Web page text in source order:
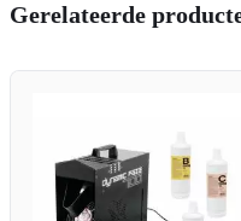
Gerelateerde